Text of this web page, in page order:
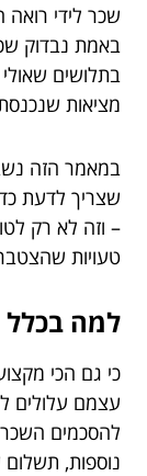
שכר לידי רואה
באמת נבדוק
בתלושים
מציאות
במאמר הזה
שצריך לדעת
– וזה לא רק
טעויות
למה בכלל
כי גם הכי
עצמם עלולים
להסכמים
נוספות, תשלום